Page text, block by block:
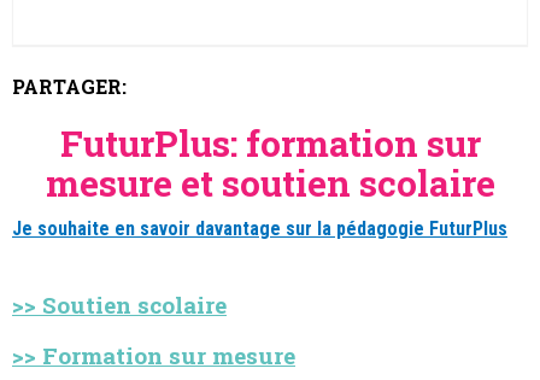
PARTAGER:
FuturPlus: formation sur
mesure et soutien scolaire
Je souhaite en savoir davantage sur la pédagogie FuturPlus
>> Soutien scolaire
>> Formation sur mesure